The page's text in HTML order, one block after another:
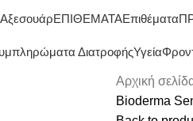
ΑξεσουάρΕΠΙΘΕΜΑΤΑΕπιθέματα
ΔιατροφήςΥγεία
Αρχική
Bioderma